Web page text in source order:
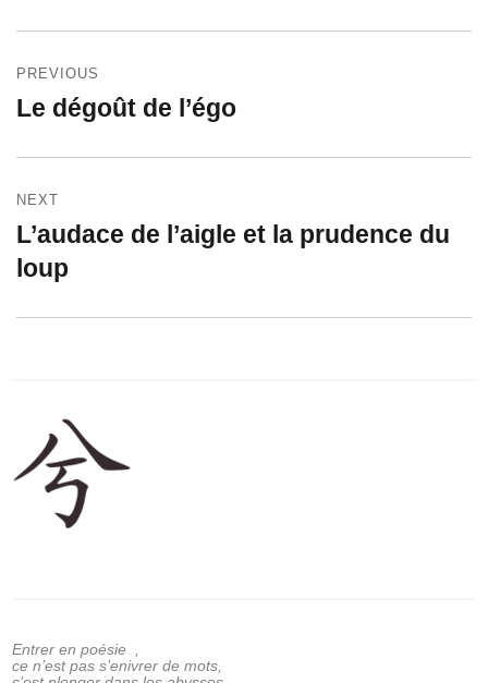
de
l’article
PREVIOUS
Previous
Le dégoût de l’égo
NEXT
Next
post:
L’audace de l’aigle et la prudence du
loup
Entrer en poésie ,
ce n’est pas s’enivrer de mots,